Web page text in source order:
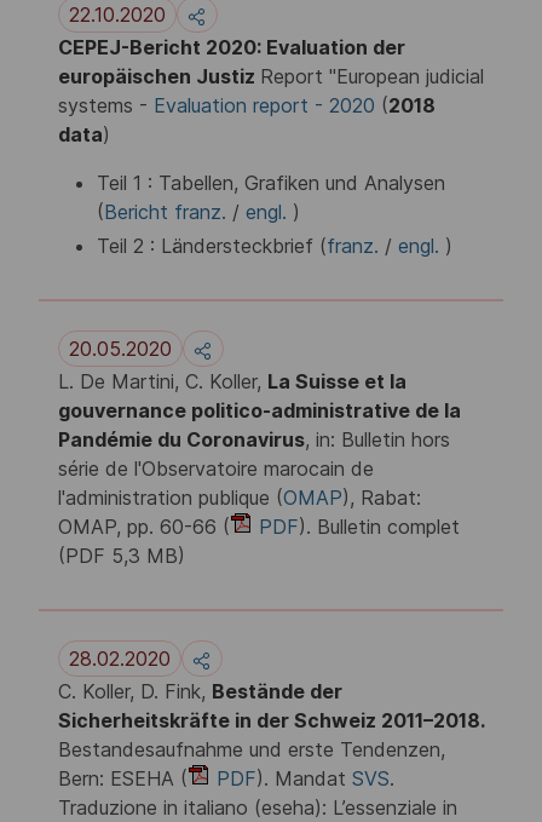
22.10.2020
CEPEJ-Bericht 2020: Evaluation der
europäischen Justiz Report "European judicial
systems - Evaluation report - 2020 (2018
data)
Teil 1 : Tabellen, Grafiken und Analysen
(Bericht franz. / engl. )
Teil 2 : Ländersteckbrief (franz. / engl. )
20.05.2020
L. De Martini, C. Koller, La Suisse et la
gouvernance politico-administrative de la
Pandémie du Coronavirus, in: Bulletin hors
série de l'Observatoire marocain de
l'administration publique (OMAP), Rabat:
OMAP, pp. 60-66 (
PDF). Bulletin complet
(PDF 5,3 MB)
28.02.2020
C. Koller, D. Fink, Bestände der
Sicherheitskräfte in der Schweiz 2011–2018.
Bestandesaufnahme und erste Tendenzen,
Bern: ESEHA (
PDF). Mandat SVS.
Traduzione in italiano (eseha): L’essenziale in